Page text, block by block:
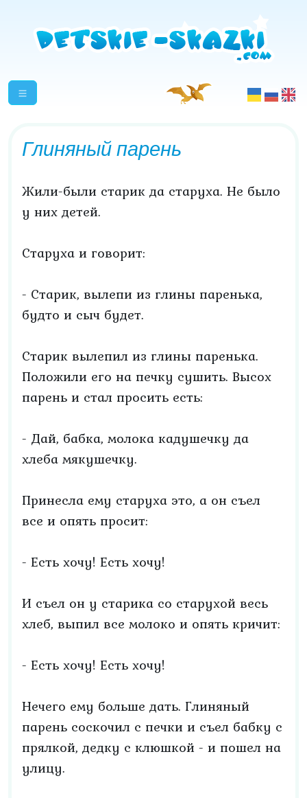
Глиняный парень
Жили-были старик да старуха. Не было
у них детей.
Старуха и говорит:
- Старик, вылепи из глины паренька,
будто и сыч будет.
Старик вылепил из глины паренька.
Положили его на печку сушить. Высох
парень и стал просить есть:
- Дай, бабка, молока кадушечку да
хлеба мякушечку.
Принесла ему старуха это, а он съел
все и опять просит:
- Есть хочу! Есть хочу!
И съел он у старика со старухой весь
хлеб, выпил все молоко и опять кричит:
- Есть хочу! Есть хочу!
Нечего ему больше дать. Глиняный
парень соскочил с печки и съел бабку с
прялкой, дедку с клюшкой - и пошел на
улицу.